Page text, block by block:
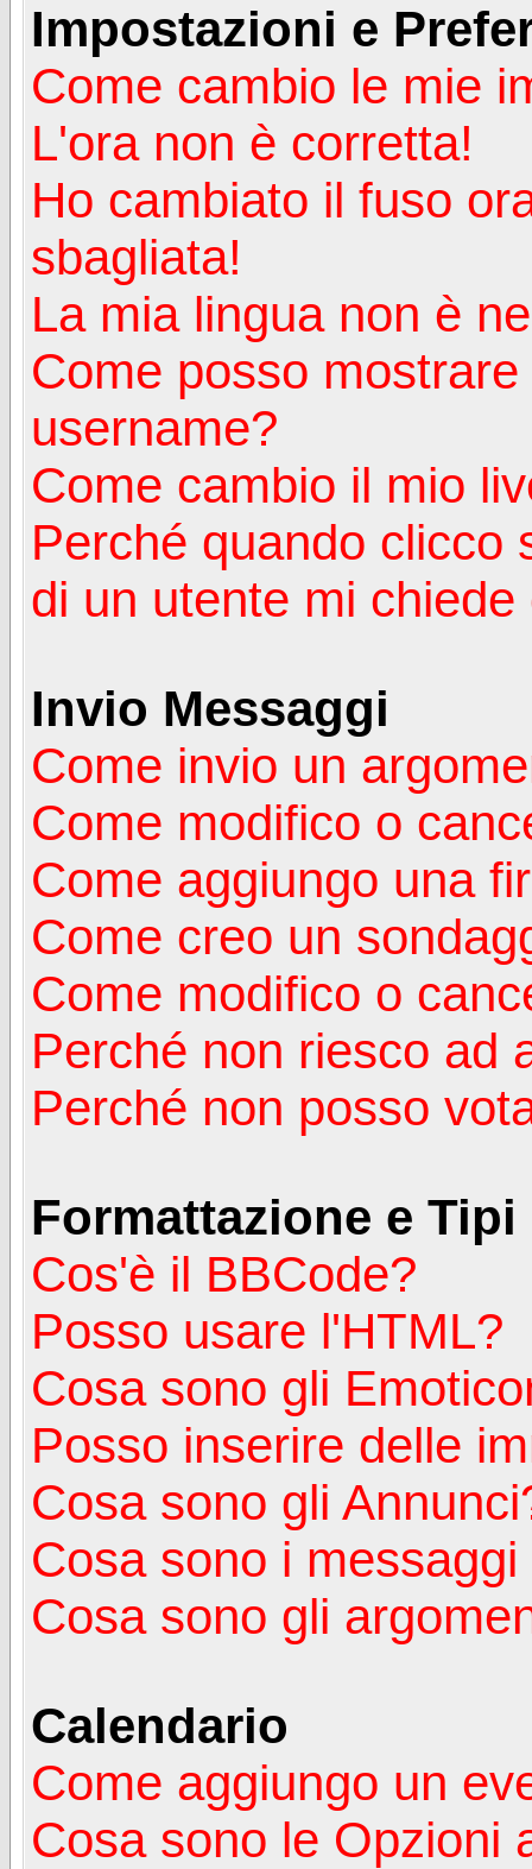
Impostazioni e
Come cambio le mie
L'ora non è corretta!
Ho cambiato il fuso
sbagliata!
La mia lingua non è
Come posso
username?
Come cambio il mio
Perché quando clicco
di un utente mi
Invio Messaggi
Come invio un
Come modifico o
Come aggiungo una
Come creo un
Come modifico o
Perché non riesco ad
Perché non posso
Formattazione e
Cos'è il BBCode?
Posso usare l'HTML?
Cosa sono gli
Posso inserire delle
Cosa sono gli
Cosa sono i
Cosa sono gli
Calendario
Come aggiungo un
Cosa sono le Opzioni